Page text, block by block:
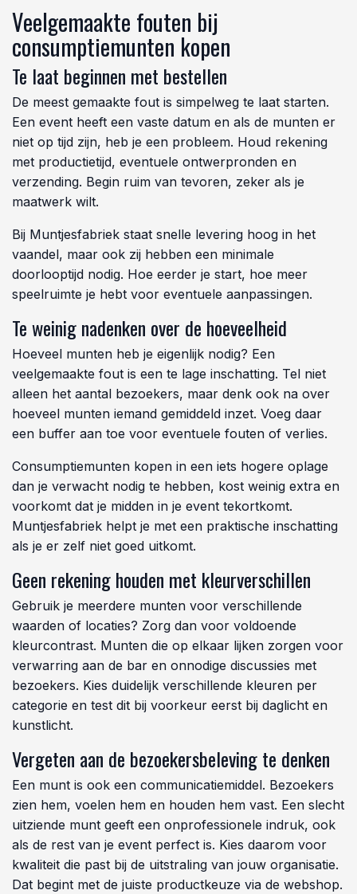
Veelgemaakte fouten bij
consumptiemunten kopen
Te laat beginnen met bestellen
De meest gemaakte fout is simpelweg te laat starten.
Een event heeft een vaste datum en als de munten er
niet op tijd zijn, heb je een probleem. Houd rekening
met productietijd, eventuele ontwerpronden en
verzending. Begin ruim van tevoren, zeker als je
maatwerk wilt.
Bij Muntjesfabriek staat snelle levering hoog in het
vaandel, maar ook zij hebben een minimale
doorlooptijd nodig. Hoe eerder je start, hoe meer
speelruimte je hebt voor eventuele aanpassingen.
Te weinig nadenken over de hoeveelheid
Hoeveel munten heb je eigenlijk nodig? Een
veelgemaakte fout is een te lage inschatting. Tel niet
alleen het aantal bezoekers, maar denk ook na over
hoeveel munten iemand gemiddeld inzet. Voeg daar
een buffer aan toe voor eventuele fouten of verlies.
Consumptiemunten kopen in een iets hogere oplage
dan je verwacht nodig te hebben, kost weinig extra en
voorkomt dat je midden in je event tekortkomt.
Muntjesfabriek helpt je met een praktische inschatting
als je er zelf niet goed uitkomt.
Geen rekening houden met kleurverschillen
Gebruik je meerdere munten voor verschillende
waarden of locaties? Zorg dan voor voldoende
kleurcontrast. Munten die op elkaar lijken zorgen voor
verwarring aan de bar en onnodige discussies met
bezoekers. Kies duidelijk verschillende kleuren per
categorie en test dit bij voorkeur eerst bij daglicht en
kunstlicht.
Vergeten aan de bezoekersbeleving te denken
Een munt is ook een communicatiemiddel. Bezoekers
zien hem, voelen hem en houden hem vast. Een slecht
uitziende munt geeft een onprofessionele indruk, ook
als de rest van je event perfect is. Kies daarom voor
kwaliteit die past bij de uitstraling van jouw organisatie.
Dat begint met de juiste productkeuze via de webshop.